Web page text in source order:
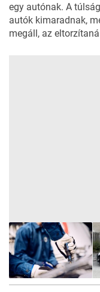
egy autónak. A
autók kimaradnak,
megáll, az